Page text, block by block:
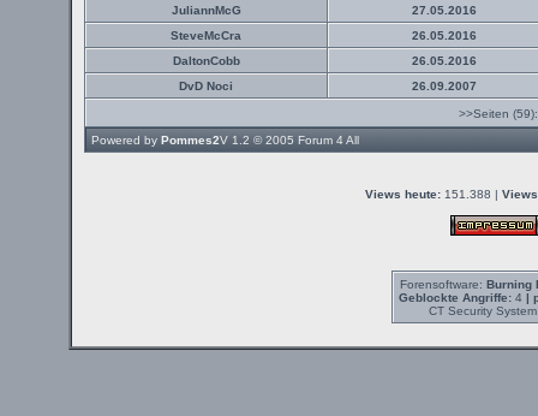
JuliannMcG
27.05.2016
SteveMcCra
26.05.2016
DaltonCobb
26.05.2016
DvD Noci
26.09.2007
>>Seiten
Powered by Pommes2V 1.2 © 2005 Forum 4 All
Views heute: 151.388 |
Forensoftware: Burning
Geblockte Angriffe: 4 |
CT Security